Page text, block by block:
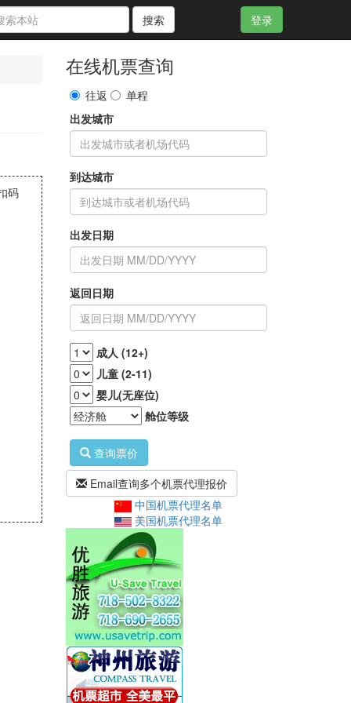
搜索 登录
码
在线机票查询
往返
单程
出发城市
到达城市
出发日期
返回日期
成人 (12+)
儿童 (2-11)
婴儿(无座位)
舱位等级
查询票价
Email查询多个机票代理报价
中国机票代理名单
美国机票代理名单